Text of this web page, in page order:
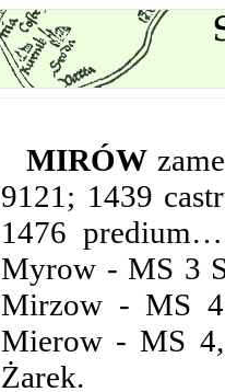
MIRÓW
9121; 1439
1476
Myrow - MS 3
Mirzow - MS
Mierow - MS
Żarek.